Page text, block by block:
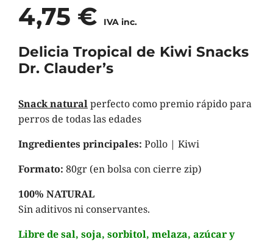
4,75 € IVA inc.
Delicia Tropical de Kiwi Snacks
Dr. Clauder’s
Snack naturalperfecto como premio rápido para
perros de todas las edades
Ingredientes principales: Pollo | Kiwi
Formato: 80gr (en bolsa con cierre zip)
100% NATURAL
Sin aditivos ni conservantes.
Libre de sal, soja, sorbitol, melaza, azúcar y